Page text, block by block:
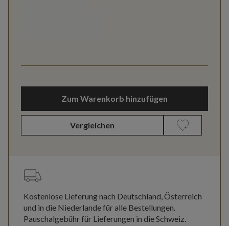
Zum Warenkorb hinzufügen
Vergleichen
Kostenlose Lieferung nach Deutschland, Österreich
und in die Niederlande für alle Bestellungen.
Pauschalgebühr für Lieferungen in die Schweiz.